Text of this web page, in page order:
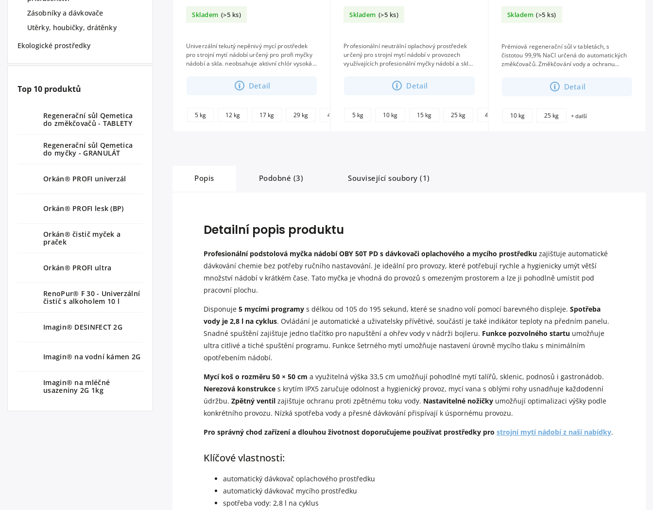
Zásobníky a dávkovače
Utěrky, houbičky, drátěnky
Ekologické prostředky
Top 10 produktů
Regenerační sůl Qemetica
do změkčovačů - TABLETY
Regenerační sůl Qemetica
do myčky - GRANULÁT
Orkán® PROFI univerzál
Orkán® PROFI lesk (BP)
Orkán® čistič myček a
praček
Orkán® PROFI ultra
RenoPur® F 30 - Univerzální
čistič s alkoholem 10 l
Imagin® DESINFECT 2G
Imagin® na vodní kámen 2G
Imagin® na mléčné
usazeniny 2G 1kg
Skladem (>5 ks)
Detail
Univerzální tekutý nepěnivý mycí prostředek
pro strojní mytí nádobí určený pro profi myčky
nádobí a skla. neobsahuje aktivní chlór vysoká
5 kg 12 kg 17 kg 29 kg 46 kg 240 kg
další
Skladem (>5 ks)
Detail
Profesionální neutrální oplachový prostředek
určený pro strojní mytí nádobí v provozech
využívajících profesionální myčky nádobí a skla.
5 kg 10 kg 15 kg 25 kg 40 kg 220 kg
další
Skladem (>5 ks)
Detail
Prémiová regenerační sůl v tabletách, s
čistotou 99,9% NaCl určená do automatických
změkčovačů. Změkčování vody a ochranu
10 kg 25 kg + další
Popis Podobné (3) Související soubory (1)
Detailní popis produktu
Profesionální podstolová myčka nádobí OBY 50T PD s dávkovači oplachového a mycího prostředku zajišťuje automatické
dávkování chemie bez potřeby ručního nastavování. Je ideální pro provozy, které potřebují rychle a hygienicky umýt větší
množství nádobí v krátkém čase. Tato myčka je vhodná do provozů s omezeným prostorem a lze ji pohodlně umístit pod
pracovní plochu.
Disponuje 5 mycími programy s délkou od 105 do 195 sekund, které se snadno volí pomocí barevného displeje. Spotřeba
vody je 2,8 l na cyklus. Ovládání je automatické a uživatelsky přívětivé, součástí je také indikátor teploty na předním panelu.
Snadné spuštění zajišťuje jedno tlačítko pro napuštění a ohřev vody v nádrži bojleru. Funkce pozvolného startu umožňuje
ultra citlivé a tiché spuštění programu. Funkce šetrného mytí umožňuje nastavení úrovně mycího tlaku s minimálním
opotřebením nádobí.
Mycí koš o rozměru 50 × 50 cm a využitelná výška 33,5 cm umožňují pohodlné mytí talířů, sklenic, podnosů i gastronádob.
Nerezová konstrukce s krytím IPX5 zaručuje odolnost a hygienický provoz, mycí vana s oblými rohy usnadňuje každodenní
údržbu. Zpětný ventil zajišťuje ochranu proti zpětnému toku vody. Nastavitelné nožičky umožňují optimalizaci výšky podle
konkrétního provozu. Nízká spotřeba vody a přesné dávkování přispívají k úspornému provozu.
Pro správný chod zařízení a dlouhou životnost doporučujeme používat prostředky pro strojní mytí nádobí z naší nabídky.
Klíčové vlastnosti:
automatický dávkovač oplachového prostředku
automatický dávkovač mycího prostředku
spotřeba vody: 2,8 l na cyklus